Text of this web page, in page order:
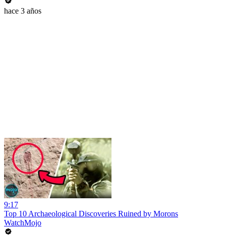
hace 3 años
9:17
Top 10 Archaeological Discoveries Ruined by Morons
WatchMojo